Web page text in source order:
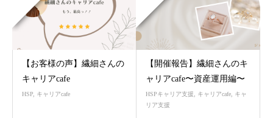
【お客様の声】繊細さんの
キャリアcafe
HSP キャリアcafe
【開催報告】繊細さんのキ
ャリアcafe〜資産運用編〜
HSPキャリア支援 キャリアcafe
キャ
リア支援